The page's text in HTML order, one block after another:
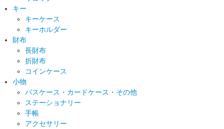
キー
キーケース
キーホルダー
財布
長財布
折財布
コインケース
小物
パスケース・カードケース・その他
ステーショナリー
手帳
アクセサリー